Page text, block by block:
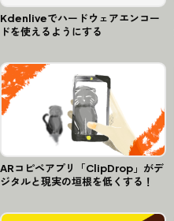
Kdenliveでハードウェアエンコー
ドを使えるようにする
ARコピペアプリ「ClipDrop」がデ
ジタルと現実の垣根を低くする！